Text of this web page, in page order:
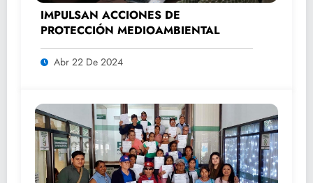
IMPULSAN ACCIONES DE
PROTECCIÓN MEDIOAMBIENTAL
Abr 22 De 2024